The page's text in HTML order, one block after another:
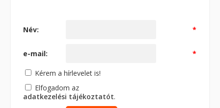
Név: *
e-mail: *
Kérem a hírlevelet is!
Elfogadom az
adatkezelési tájékoztatót.